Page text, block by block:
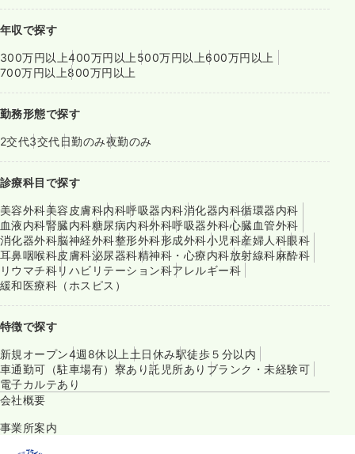
年収で探す
300万円以上400万円以上 500万円以上600万円以上
700万円以上800万円以上
勤務形態で探す
2交代3交代日勤のみ夜勤のみ
診療科目で探す
美容外科美容皮膚科内科呼吸器内科消化器内科循環器内科
血液内科腎臓内科糖尿病内科外科呼吸器外科心臓血管外科
消化器外科脳神経外科整形外科形成外科小児科産婦人科眼科
耳鼻咽喉科皮膚科泌尿器科精神科・心療内科放射線科麻酔科
リウマチ科リハビリテーション科アレルギー科
緩和医療科（ホスピス）
特徴で探す
新規オープン4週8休以上 土日休み駅徒歩５分以内
車通勤可（駐車場有） 寮あり託児所あり ブランク・未経験可
電子カルテあり
会社概要
事業所案内